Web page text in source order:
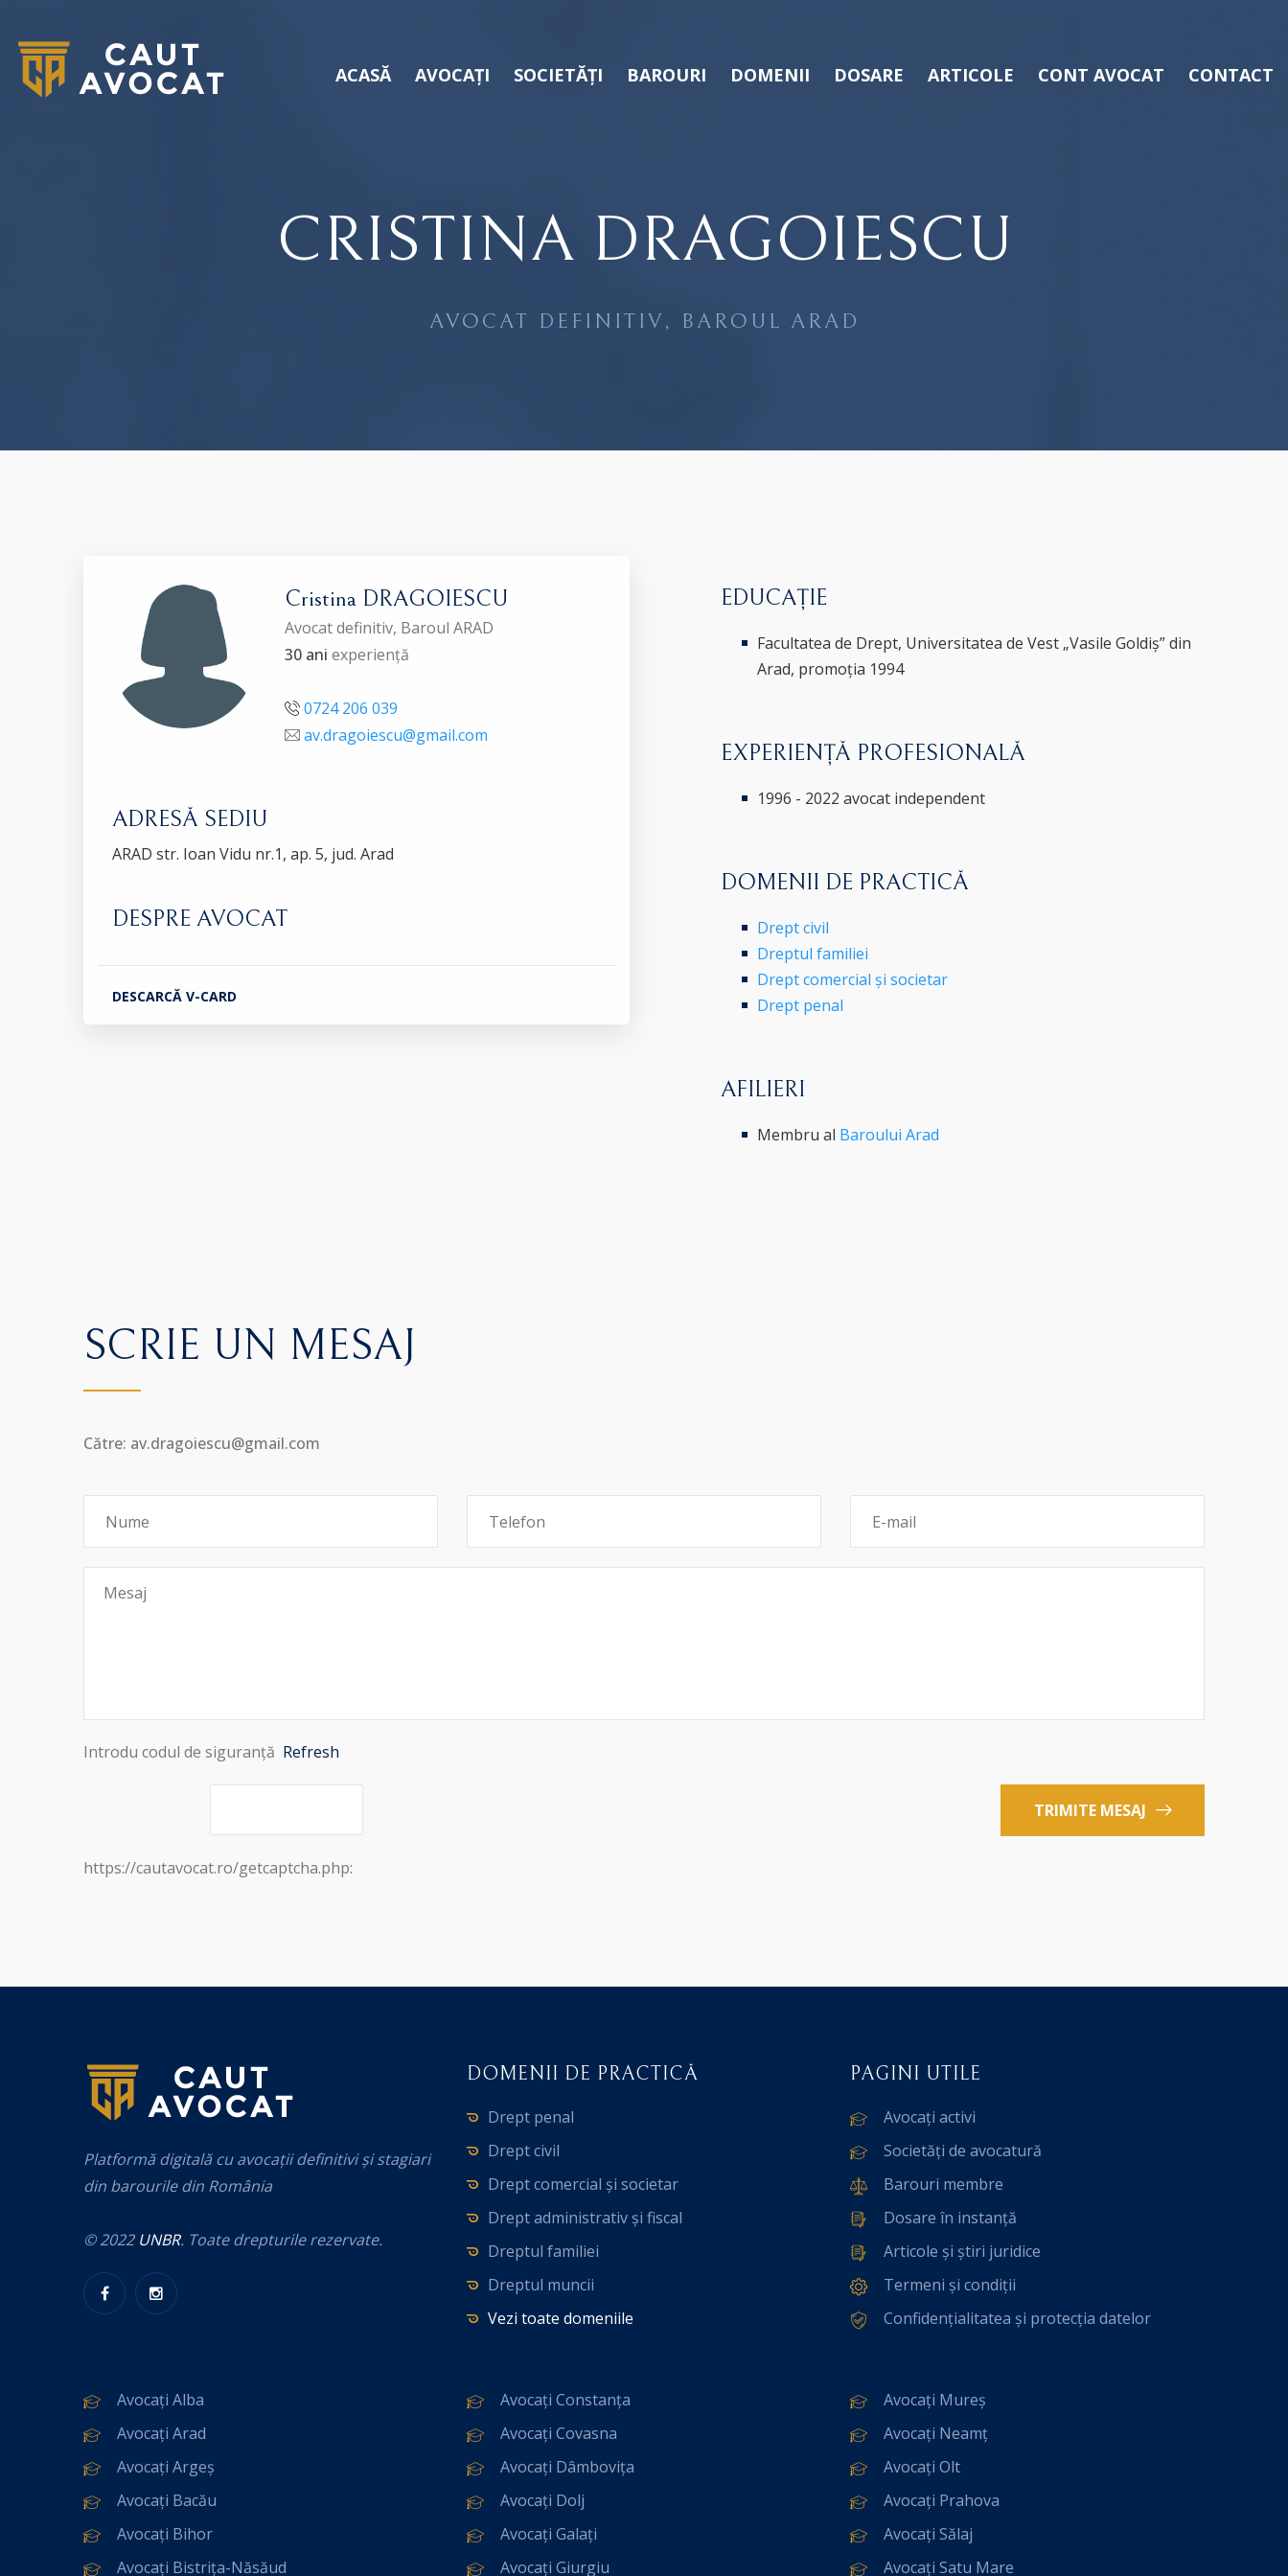
ACASĂ AVOCAȚI SOCIETĂȚI BAROURI DOMENII DOSARE ARTICOLE CONT AVOCAT CONTACT
CRISTINA DRAGOIESCU
AVOCAT DEFINITIV, BAROUL ARAD
Cristina DRAGOIESCU
Avocat definitiv, Baroul ARAD
30 ani experiență
0724 206 039
av.dragoiescu@gmail.com
ADRESĂ SEDIU
ARAD str. Ioan Vidu nr.1, ap. 5, jud. Arad
DESPRE AVOCAT
DESCARCĂ V-CARD
EDUCAȚIE
Facultatea de Drept, Universitatea de Vest „Vasile Goldiș” din
Arad, promoția 1994
EXPERIENȚĂ PROFESIONALĂ
1996 - 2022 avocat independent
DOMENII DE PRACTICĂ
Drept civil
Dreptul familiei
Drept comercial și societar
Drept penal
AFILIERI
Membru al Baroului Arad
SCRIE UN MESAJ
Către: av.dragoiescu@gmail.com
Introdu codul de siguranță Refresh
TRIMITE MESAJ
https://cautavocat.ro/getcaptcha.php:
Platformă digitală cu avocații definitivi și stagiari
din barourile din România
© 2022 UNBR. Toate drepturile rezervate.
DOMENII DE PRACTICĂ
Drept penal
Drept civil
Drept comercial și societar
Drept administrativ și fiscal
Dreptul familiei
Dreptul muncii
Vezi toate domeniile
PAGINI UTILE
Avocați activi
Societăți de avocatură
Barouri membre
Dosare în instanță
Articole și știri juridice
Termeni și condiții
Confidențialitatea și protecția datelor
Avocați Alba
Avocați Arad
Avocați Argeș
Avocați Bacău
Avocați Bihor
Avocați Bistrița-Năsăud
Avocați Constanța
Avocați Covasna
Avocați Dâmbovița
Avocați Dolj
Avocați Galați
Avocați Giurgiu
Avocați Mureș
Avocați Neamț
Avocați Olt
Avocați Prahova
Avocați Sălaj
Avocați Satu Mare